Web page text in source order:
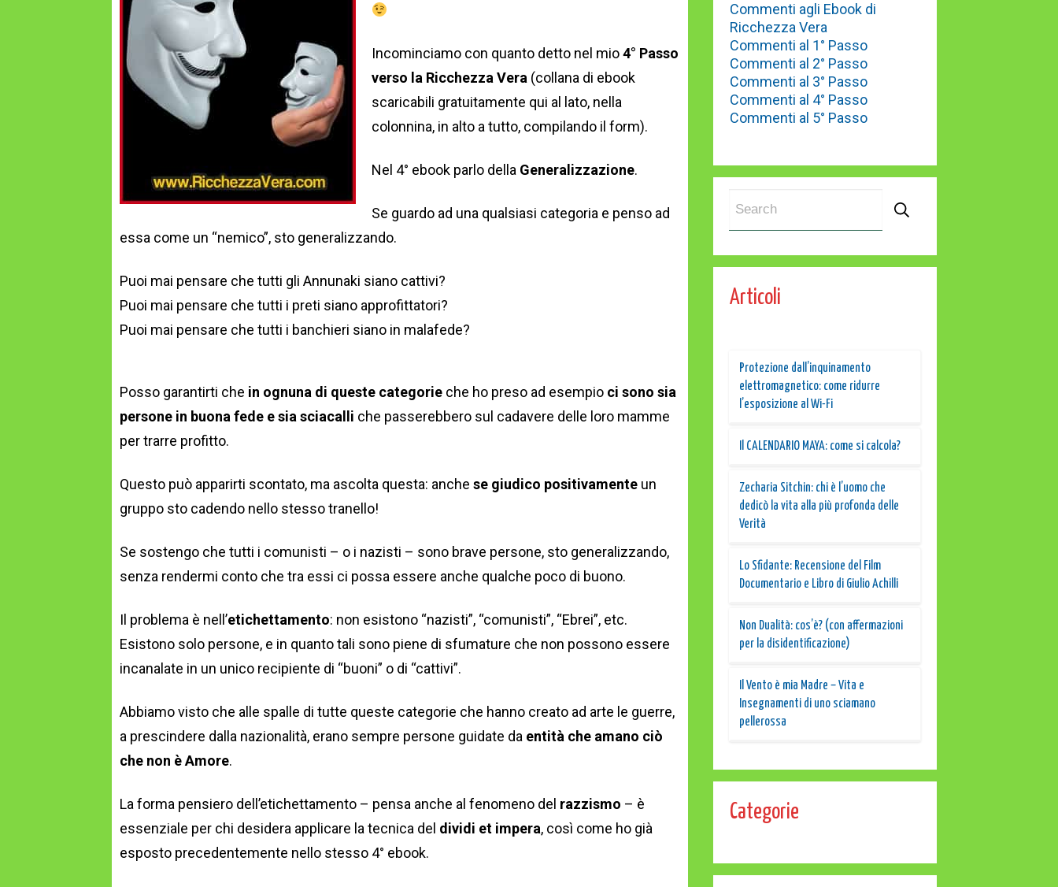
Incominciamo con quanto detto nel mio4° Passo
verso la Ricchezza Vera (collana di ebook
scaricabili gratuitamente qui al lato, nella
colonnina, in alto a tutto, compilando il form).
Nel 4° ebook parlo della Generalizzazione.
Se guardo ad una qualsiasi categoria e penso ad
essa come un “nemico”, sto generalizzando.
Puoi mai pensare che tutti gli Annunaki siano cattivi?
Puoi mai pensare che tutti i preti siano approfittatori?
Puoi mai pensare che tutti i banchieri siano in malafede?
Posso garantirti che in ognuna di queste categorie che ho preso ad esempio ci sono sia
persone in buona fede e sia sciacalli che passerebbero sul cadavere delle loro mamme
per trarre profitto.
Questo può apparirti scontato, ma ascolta questa: anche se giudico positivamente un
gruppo sto cadendo nello stesso tranello!
Se sostengo che tutti i comunisti – o i nazisti – sono brave persone, sto generalizzando,
senza rendermi conto che tra essi ci possa essere anche qualche poco di buono.
Il problema è nell’etichettamento: non esistono “nazisti”, “comunisti”, “Ebrei”, etc.
Esistono solo persone, e in quanto tali sono piene di sfumature che non possono essere
incanalate in un unico recipiente di “buoni” o di “cattivi”.
Abbiamo visto che alle spalle di tutte queste categorie che hanno creato ad arte le guerre,
a prescindere dalla nazionalità, erano sempre persone guidate da entità che amano ciò
che non è Amore.
La forma pensiero dell’etichettamento – pensa anche al fenomeno del razzismo – è
essenziale per chi desidera applicare la tecnica del dividi et impera, così come ho già
esposto precedentemente nello stesso 4° ebook.
Commenti agli Ebook di
Ricchezza Vera
Commenti al 1° Passo
Commenti al 2° Passo
Commenti al 3° Passo
Commenti al 4° Passo
Commenti al 5° Passo
Articoli
Protezione dall’inquinamento
elettromagnetico: come ridurre
l’esposizione al Wi-Fi
Il CALENDARIO MAYA: come si calcola?
Zecharia Sitchin: chi è l’uomo che
dedicò la vita alla più profonda delle
Verità
Lo Sfidante: Recensione del Film
Documentario e Libro di Giulio Achilli
Non Dualità: cos’è? (con affermazioni
per la disidentificazione)
Il Vento è mia Madre – Vita e
Insegnamenti di uno sciamano
pellerossa
Categorie